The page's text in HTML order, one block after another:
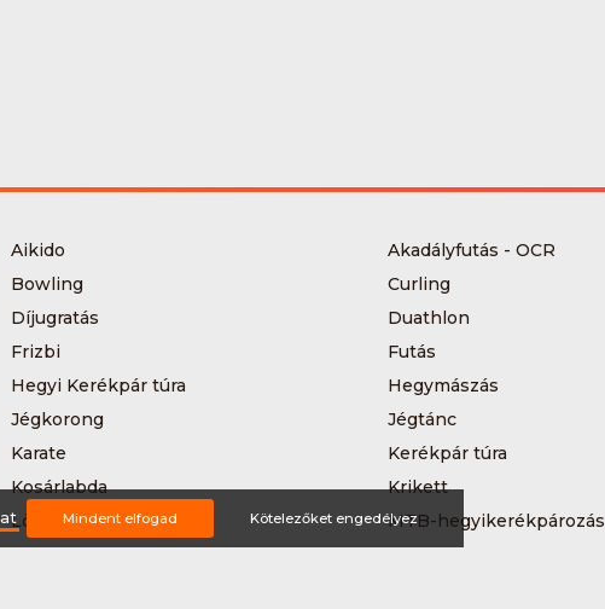
Aikido Akadályfutás - OCR
Bowling Curling
Díjugratás Duathlon
Frizbi Futás
Hegyi Kerékpár túra Hegymászás
Jégkorong Jégtánc
Karate Kerékpár túra
Kosárlabda Krikett
Lövészet MTB-hegyikerékpározás
Országúti kerékpáros körverseny Országúti kerékpározás
Mindent elfogad Kötelezőket engedélyez